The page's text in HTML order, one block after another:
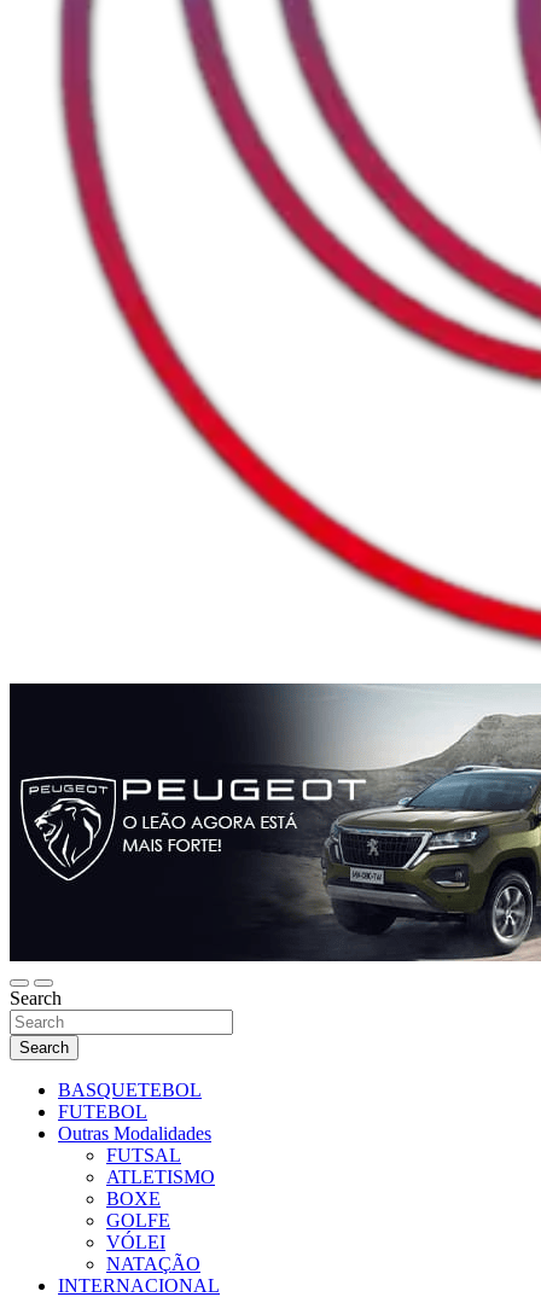
Search
Search
BASQUETEBOL
FUTEBOL
Outras Modalidades
FUTSAL
ATLETISMO
BOXE
GOLFE
VÓLEI
NATAÇÃO
INTERNACIONAL